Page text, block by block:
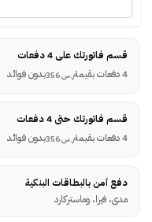
قسم فاتورتك على 4 دفعات
4 دفعات بقيمة
ر.س بدون فوائد
قسم فاتورتك حتى 4 دفعات
4 دفعات بقيمة
ر.س بدون فوائد
دفع آمن بالبطاقات البنكية
مدى، فيزا، وماستركارد